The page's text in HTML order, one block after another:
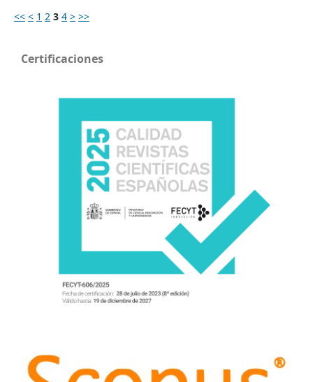
<< < 1 2 3 4 > >>
Certificaciones